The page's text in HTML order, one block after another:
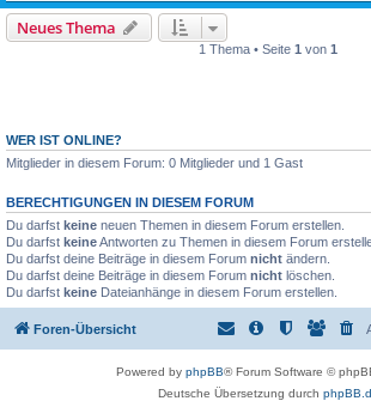
Neues Thema
1 Thema • Seite 1 von 1
WER IST ONLINE?
Mitglieder in diesem Forum: 0 Mitglieder und 1 Gast
BERECHTIGUNGEN IN DIESEM FORUM
Du darfst keine neuen Themen in diesem Forum erstellen.
Du darfst keineAntworten zu Themen in diesem Forum
Du darfst deine Beiträge in diesem Forum nicht ändern.
Du darfst deine Beiträge in diesem Forum nicht löschen.
Du darfst keine Dateianhänge in diesem Forum erstellen.
Foren-Übersicht
Powered by phpBB® Forum Software ©
Deutsche Übersetzung durch